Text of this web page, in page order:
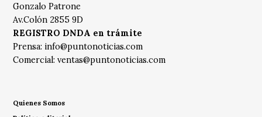
Gonzalo Patrone
Av.Colón 2855 9D
REGISTRO DNDA en trámite
Prensa: info@puntonoticias.com
Comercial:ventas@puntonoticias.com
Quienes Somos